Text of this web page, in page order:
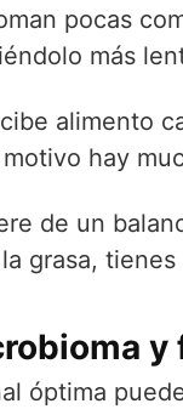
pocas
más
alimento
hay
de un
grasa,
óptima